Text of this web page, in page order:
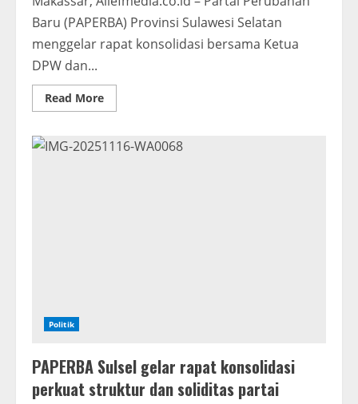
Baru (PAPERBA) Provinsi Sulawesi Selatan
menggelar rapat konsolidasi bersama Ketua
DPW dan...
Read MoreRead
more
Sulsel
Gelar
Politik
PAPERBA Sulsel gelar rapat konsolidasi
perkuat struktur dan soliditas partai